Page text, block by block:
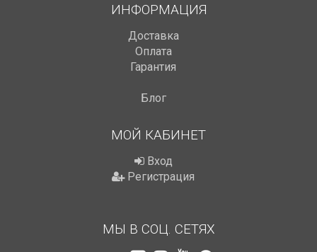
ИНФОРМАЦИЯ
Доставка
Оплата
Гарантия
Блог
МОЙ КАБИНЕТ
Вход
Регистрация
МЫ В СОЦ. СЕТЯХ